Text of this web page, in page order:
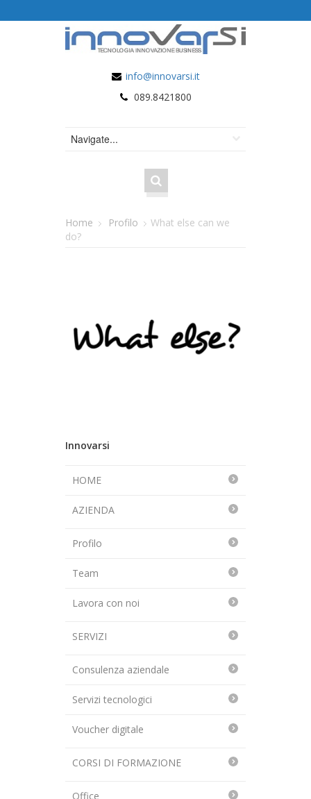
info@innovarsi.it
089.8421800
Home Profilo
What else can we
do?
Innovarsi
HOME
AZIENDA
Profilo
Team
Lavora con noi
SERVIZI
Consulenza aziendale
Servizi tecnologici
Voucher digitale
CORSI DI FORMAZIONE
Office